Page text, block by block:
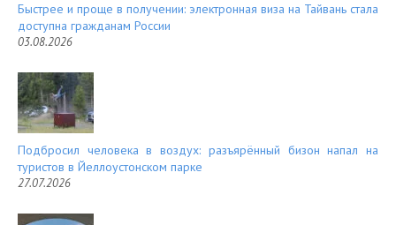
Быстрее и проще в получении: электронная виза на Тайвань стала
доступна гражданам России
03.08.2026
Подбросил человека в воздух: разъярённый бизон напал на
туристов в Йеллоустонском парке
27.07.2026